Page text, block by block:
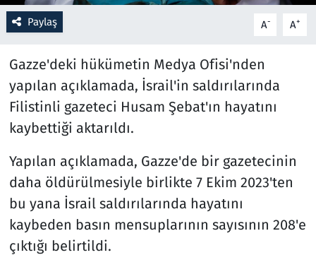
Paylaş A- A+
Gazze'deki hükümetin Medya Ofisi'nden
yapılan açıklamada, İsrail'in saldırılarında
Filistinli gazeteci Husam Şebat'ın hayatını
kaybettiği aktarıldı.
Yapılan açıklamada, Gazze'de bir gazetecinin
daha öldürülmesiyle birlikte 7 Ekim 2023'ten
bu yana İsrail saldırılarında hayatını
kaybeden basın mensuplarının sayısının 208'e
çıktığı belirtildi.
Savunma Sanayi
Spor
Teknoloji ve Bilim